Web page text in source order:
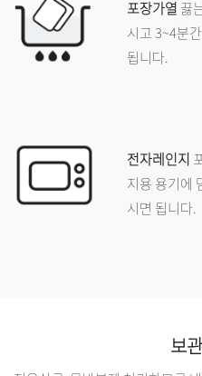
포장가열 끓
시고 3~4분
됩니다.
전자레인지
지용 용기에
시면 됩니다.
보